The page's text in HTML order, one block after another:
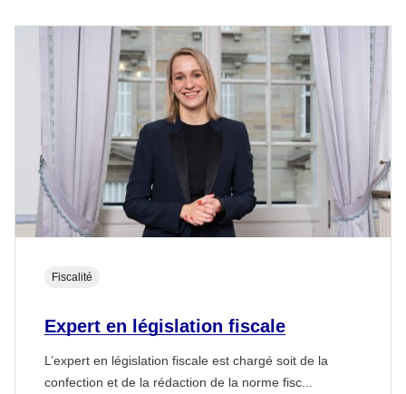
Expert en législation fiscale
L’expert en législation fiscale est chargé soit de la
confection et de la rédaction de la norme fisc...
Fiscalité